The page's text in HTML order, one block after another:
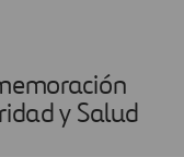
y Salud